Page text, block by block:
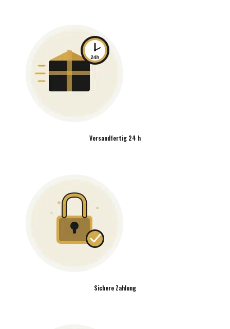
Versandfertig 24 h
Sichere Zahlung